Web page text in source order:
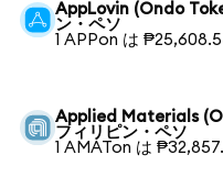
AppLovin (Ondo
ン・ペソ
1 APPon は
Applied Materials
フィリピン・ペソ
1 AMATon は